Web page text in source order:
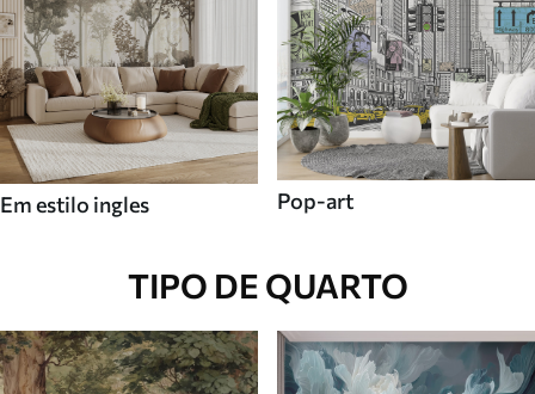
Em estilo ingles Pop-art
TIPO DE QUARTO